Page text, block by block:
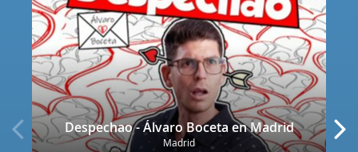
Despechao - Álvaro Boceta en Madrid
Madrid